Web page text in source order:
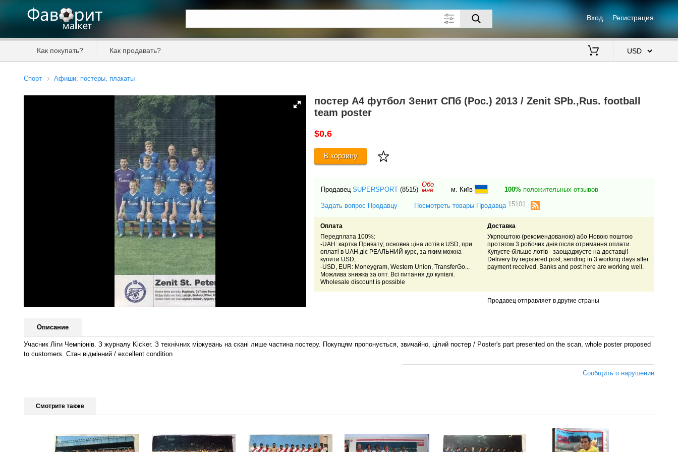
Вход Регистрация
Как покупать? Как продавать?
Спорт Афиши, постеры, плакаты
постер А4 футбол Зенит СПб (Рос.) 2013 / Zenit SPb.,Rus. football
team poster
$0.6
В корзину
Продавец SUPERSPORT (8515)
Обо
мне м. Київ 100%положительных отзывов
Задать вопрос Продавцу Посмотреть товары Продавца 15101
Оплата
Передплата 100%:
-UAH: картка Привату; основна ціна лотів в USD, при
оплаті в UAH діє РЕАЛЬНИЙ курс, за яким можна
купити USD;
-USD, EUR: Moneygram, Western Union, TransferGo...
Можлива знижка за опт. Всі питання до купівлі.
Wholesale discount is possible
Доставка
Укрпоштою (рекомендованою) або Новою поштою
протягом 3 робочих днів після отримання оплати.
Купуєте більше лотів - заощаджуєте на доставці!
Delivery by registered post, sending in 3 working days after
payment received. Banks and post here are working well.
Продавец отправляет в другие страны
Описание
Учасник Ліги Чемпіонів. З журналу Kicker. З технічних міркувань на скані лише частина постеру. Покупцям пропонується, звичайно, цілий постер / Poster's part presented on the scan, whole poster proposed
to customers. Стан відмінний / excellent condition
Сообщить о нарушении
Смотрите также